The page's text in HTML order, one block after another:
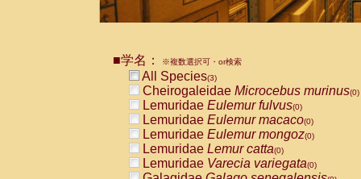
■学名： ※複数選択可・or検索
All Species(3)
Cheirogaleidae Microcebus murinus(0)
Lemuridae Eulemur fulvus(0)
Lemuridae Eulemur macaco(0)
Lemuridae Eulemur mongoz(0)
Lemuridae Lemur catta(0)
Lemuridae Varecia variegata(0)